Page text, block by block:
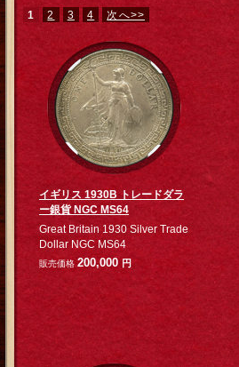
1 2 3 4 次へ>>
イギリス 1930B トレードダラ
ー銀貨 NGC MS64
Great Britain 1930 Silver Trade
Dollar NGC MS64
販売価格200,000 円